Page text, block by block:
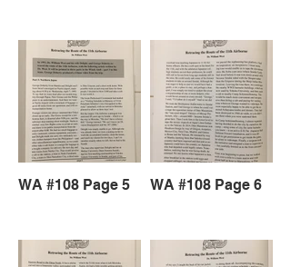
WA #108 Page 5 WA #108 Page 6